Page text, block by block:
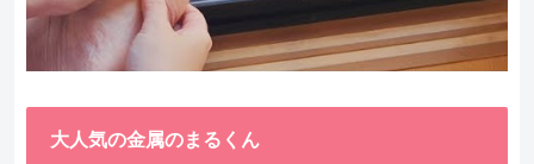
大人気の金属のまるくん